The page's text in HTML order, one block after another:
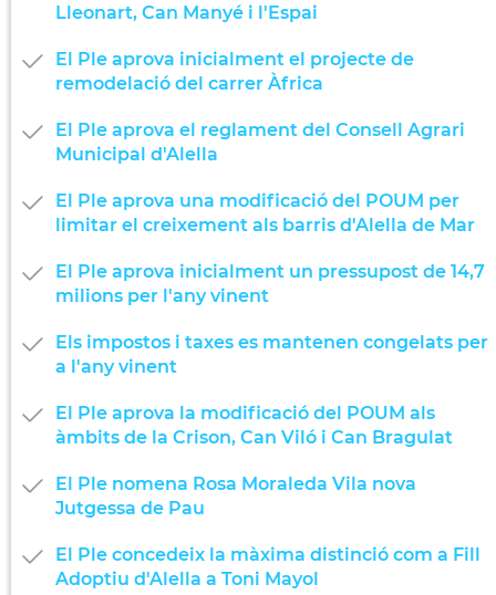
Lleonart, Can Manyé i l'Espai
El Ple aprova inicialment el projecte de
remodelació del carrer Àfrica
El Ple aprova el reglament del Consell Agrari
Municipal d'Alella
El Ple aprova una modificació del POUM per
limitar el creixement als barris d'Alella de Mar
El Ple aprova inicialment un pressupost de 14,7
milions per l'any vinent
Els impostos i taxes es mantenen congelats per
a l'any vinent
El Ple aprova la modificació del POUM als
àmbits de la Crison, Can Viló i Can Bragulat
El Ple nomena Rosa Moraleda Vila nova
Jutgessa de Pau
El Ple concedeix la màxima distinció com a Fill
Adoptiu d'Alella a Toni Mayol